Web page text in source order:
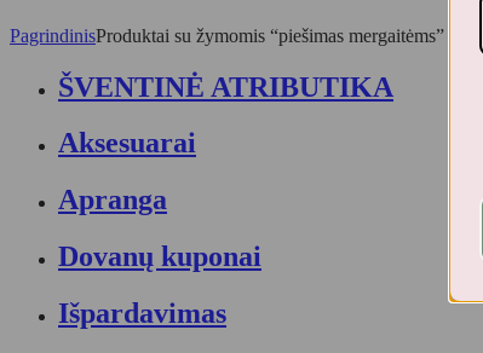
PagrindinisProduktai su žymomis “piešimas mergaitėms”
ŠVENTINĖ ATRIBUTIKA
Aksesuarai
Apranga
Dovanų kuponai
Išpardavimas